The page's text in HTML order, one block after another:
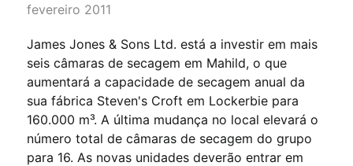
fevereiro 2011
James Jones & Sons Ltd. está a investir em mais
seis câmaras de secagem em Mahild, o que
aumentará a capacidade de secagem anual da
sua fábrica Steven's Croft em Lockerbie para
160.000 m³. A última mudança no local elevará o
número total de câmaras de secagem do grupo
para 16. As novas unidades deverão entrar em